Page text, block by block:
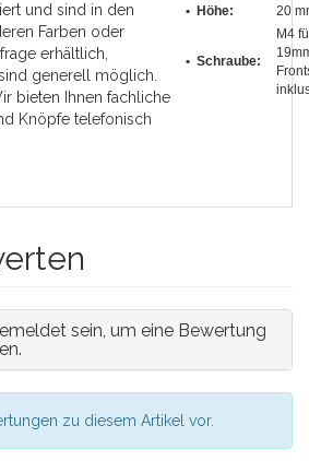
und sind in den
Farben oder
erhältlich,
generell möglich.
bieten Ihnen fachliche
Knöpfe telefonisch
• Höhe: 20
• Schraube:
M4
sein, um eine Bewertung
zu diesem Artikel vor.